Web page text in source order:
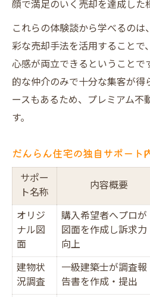
顔で満足のいく売却を達成した
これらの体験談から学べるの
彩な売却手法を活用すること
心感が両立できるということで
的な仲介のみで十分な集客が
ースもあるため、プレミアム不
す。
だんらん住宅の独自サポート
サポー
ト名称
内容概要
オリジ
ナル図
面
購入希望者へプロが
図面を作成し訴求力
向上
建物状
況調査
一級建築士が調査報
告書を作成・提出